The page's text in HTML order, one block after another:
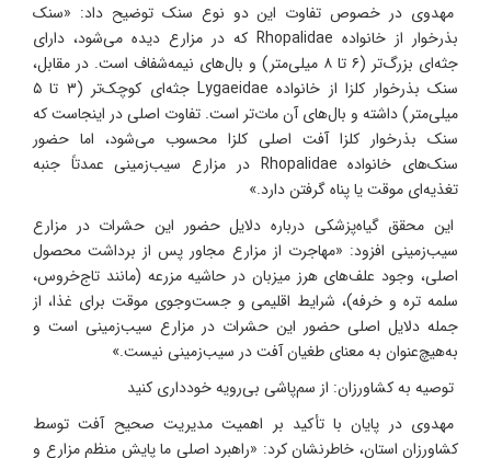
مهدوی در خصوص تفاوت این دو نوع سنک توضیح داد: «سنک
بذرخوار از خانواده Rhopalidae که در مزارع دیده می‌شود، دارای
جثه‌ای بزرگ‌تر (۶ تا ۸ میلی‌متر) و بال‌های نیمه‌شفاف است. در مقابل،
سنک بذرخوار کلزا از خانواده Lygaeidae جثه‌ای کوچک‌تر (۳ تا ۵
میلی‌متر) داشته و بال‌های آن مات‌تر است. تفاوت اصلی در اینجاست که
سنک بذرخوار کلزا آفت اصلی کلزا محسوب می‌شود، اما حضور
سنک‌های خانواده Rhopalidae در مزارع سیب‌زمینی عمدتاً جنبه
تغذیه‌ای موقت یا پناه گرفتن دارد.»
این محقق گیاه‌پزشکی درباره دلایل حضور این حشرات در مزارع
سیب‌زمینی افزود: «مهاجرت از مزارع مجاور پس از برداشت محصول
اصلی، وجود علف‌های هرز میزبان در حاشیه مزرعه (مانند تاج‌خروس،
سلمه تره و خرفه)، شرایط اقلیمی و جست‌وجوی موقت برای غذا، از
جمله دلایل اصلی حضور این حشرات در مزارع سیب‌زمینی است و
به‌هیچ‌عنوان به معنای طغیان آفت در سیب‌زمینی نیست.»
توصیه به کشاورزان: از سم‌پاشی بی‌رویه خودداری کنید
مهدوی در پایان با تأکید بر اهمیت مدیریت صحیح آفت توسط
کشاورزان استان، خاطرنشان کرد: «راهبرد اصلی ما پایش منظم مزارع و